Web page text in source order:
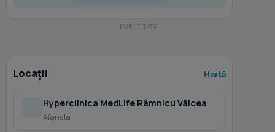
Locații Hartă
Hyperclinica MedLife Râmnicu Vâlcea
Afanata